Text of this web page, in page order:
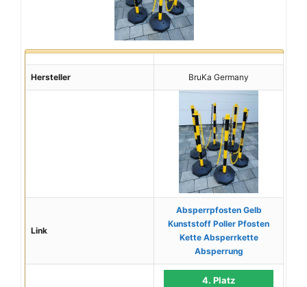
Hersteller BruKa Germany
Link
Absperrpfosten Gelb
Kunststoff Poller Pfosten
Kette Absperrkette
Absperrung
4. Platz